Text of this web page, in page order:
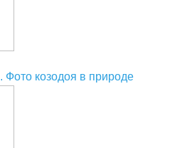
Фото козодоя в природе